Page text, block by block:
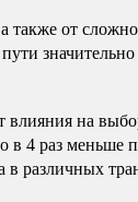
также от
влияния на
в 4 раз
в различных